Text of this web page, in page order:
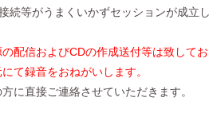
等がうまくいかずセッションが成立
配信およびCDの作成送付等は致してお
て録音をおねがいします。
に直接ご連絡させていただきます。